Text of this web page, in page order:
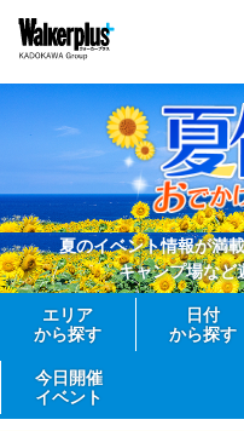
夏のイベント情報が満
キャンプ場など
エリア
から探す
日付
から探す
今日開催
イベント